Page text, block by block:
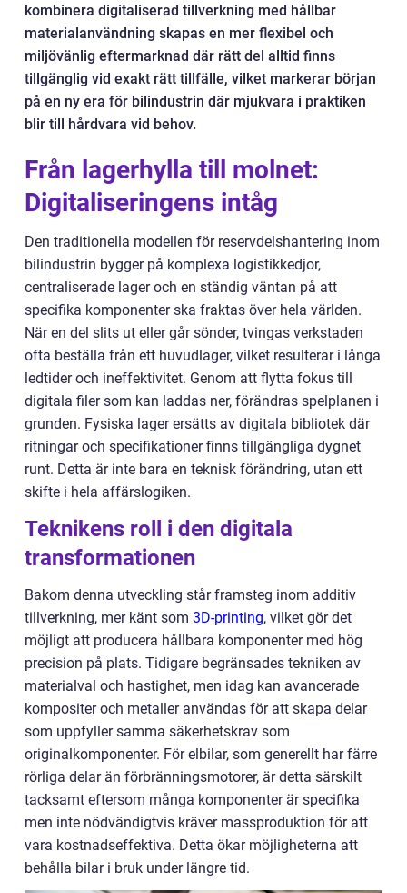
kombinera digitaliserad tillverkning med hållbar
materialanvändning skapas en mer flexibel och
miljövänlig eftermarknad där rätt del alltid finns
tillgänglig vid exakt rätt tillfälle, vilket markerar början
på en ny era för bilindustrin där mjukvara i praktiken
blir till hårdvara vid behov.
Från lagerhylla till molnet:
Digitaliseringens intåg
Den traditionella modellen för reservdelshantering inom
bilindustrin bygger på komplexa logistikkedjor,
centraliserade lager och en ständig väntan på att
specifika komponenter ska fraktas över hela världen.
När en del slits ut eller går sönder, tvingas verkstaden
ofta beställa från ett huvudlager, vilket resulterar i långa
ledtider och ineffektivitet. Genom att flytta fokus till
digitala filer som kan laddas ner, förändras spelplanen i
grunden. Fysiska lager ersätts av digitala bibliotek där
ritningar och specifikationer finns tillgängliga dygnet
runt. Detta är inte bara en teknisk förändring, utan ett
skifte i hela affärslogiken.
Teknikens roll i den digitala
transformationen
Bakom denna utveckling står framsteg inom additiv
tillverkning, mer känt som 3D-printing, vilket gör det
möjligt att producera hållbara komponenter med hög
precision på plats. Tidigare begränsades tekniken av
materialval och hastighet, men idag kan avancerade
kompositer och metaller användas för att skapa delar
som uppfyller samma säkerhetskrav som
originalkomponenter. För elbilar, som generellt har färre
rörliga delar än förbränningsmotorer, är detta särskilt
tacksamt eftersom många komponenter är specifika
men inte nödvändigtvis kräver massproduktion för att
vara kostnadseffektiva. Detta ökar möjligheterna att
behålla bilar i bruk under längre tid.